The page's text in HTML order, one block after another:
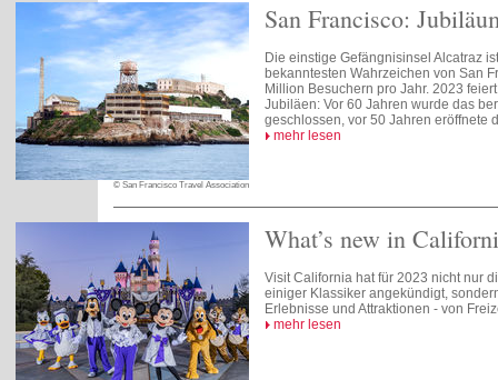
© San Francisco Travel Association
San Francisco:
Die einstige Gefängnisinsel Alcatraz
bekanntesten Wahrzeichen von San
Million Besuchern pro Jahr. 2023
Jubiläen: Vor 60 Jahren wurde das
geschlossen, vor 50 Jahren eröffnete
mehr lesen
What’s new in
Visit California hat für 2023 nicht nur
einiger Klassiker angekündigt,
Erlebnisse und Attraktionen - von
mehr lesen